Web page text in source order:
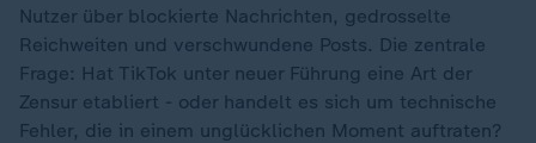
Nutzer über blockierte Nachrichten, gedrosselte
Reichweiten und verschwundene Posts. Die zentrale
Frage: Hat TikTok unter neuer Führung eine Art der
Zensur etabliert - oder handelt es sich um technische
Fehler, die in einem unglücklichen Moment auftraten?